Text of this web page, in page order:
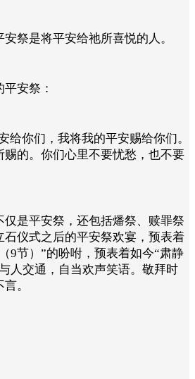
祭是将平安给祂所喜悦的人。
安祭：
给你们，我将我的平安赐给你们。
的。你们心里不要忧愁，也不要
仅是平安祭，还包括燔祭、赎罪祭
仪式之后的平安祭欢宴，预表着
9节）”的吩咐，预表着如今“肃静
人交通，自当欢声笑语。敬拜时
。